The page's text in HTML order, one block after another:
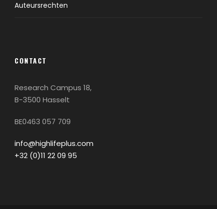
Auteursrechten
CONTACT
Research Campus 18,
B-3500 Hasselt
BE0463 057 709
info@highlifeplus.com
+32 (0)11 22 09 95